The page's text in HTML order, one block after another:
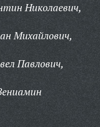
Николаевич,
Михайлович,
Павлович,